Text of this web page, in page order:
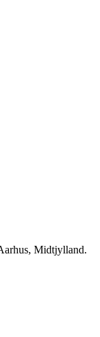
Midtjylland.